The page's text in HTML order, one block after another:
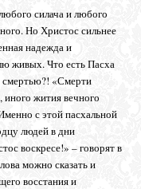
силача и любого
Но Христос сильнее
надежда и
живых. Что есть Пасха
смертью?! «Смерти
жития вечного
с этой пасхальной
людей в дни
воскресе!» – говорят в
можно сказать и
восстания и